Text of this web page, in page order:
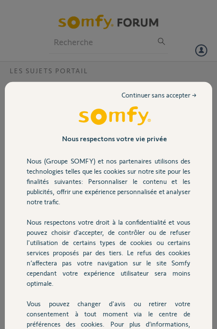
Volet
Sécurité
Domotique
Chauffage
Autres produits
Devis avec un pro
LES SUJETS PORTAIL
Ouverture partielle portail avec SOMFY
Lorsque j'appuie sur l'icône portail du visiophone les 2 battants
s'ouvrent lorsque je fais la même opération pour la fermeture, j'ai 1
Avez-vous déjà eu ce genre de problème?
Précisions: je n'ai pas de fermeture automatique ni de portillon. pour
ouvrir et fermer le portail je dois appuyer sur l'icône de l'écran.
Cyrille J.
il y a plus d'un an
Participer au fil de discussion
Bonjour
Nous respectons votre vie privée
Nous (Groupe SOMFY) et nos partenaires utilisons des
technologies telles que les cookies sur notre site pour les
finalités suivantes: Personnaliser le contenu et les
publicités, offrir une expérience personnalisée et analyser
notre trafic.
Nous respectons votre droit à la confidentialité et vous
pouvez choisir d’accepter, de contrôler ou de refuser
l'utilisation de certains types de cookies ou certains
services proposés par des tiers. Le refus des cookies
n’affectera pas votre navigation sur le site Somfy
cependant votre expérience utilisateur sera moins
optimale.
Vous pouvez changer d'avis ou retirer votre
consentement à tout moment via le centre de
préférences des cookies. Pour plus d’informations,
Continuer sans accepter →